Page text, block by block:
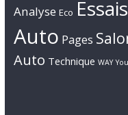
Analyse Eco Essais
Auto Pages
Auto Technique WAY You